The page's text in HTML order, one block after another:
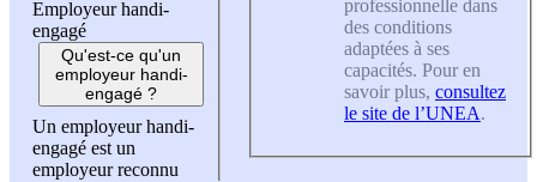
Employeur handi-
engagé
Qu'est-ce qu'un
employeur handi-
engagé ?
Un employeur handi-
engagé est un
employeur reconnu
professionnelle dans
des conditions
adaptées à ses
capacités. Pour en
savoir plus, consultez
le site de l’UNEA.